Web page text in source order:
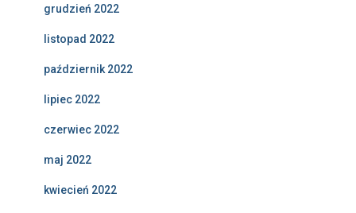
grudzień 2022
listopad 2022
październik 2022
lipiec 2022
czerwiec 2022
maj 2022
kwiecień 2022